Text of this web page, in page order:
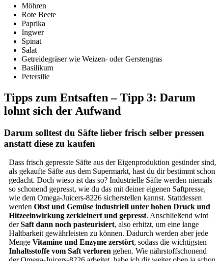
Möhren
Rote Beete
Paprika
Ingwer
Spinat
Salat
Getreidegräser wie Weizen- oder Gerstengras
Basilikum
Petersilie
Tipps zum Entsaften – Tipp 3: Darum
lohnt sich der Aufwand
Darum solltest du Säfte lieber frisch selber pressen
anstatt diese zu kaufen
Dass frisch gepresste Säfte aus der Eigenproduktion gesünder sind,
als gekaufte Säfte aus dem Supermarkt, hast du dir bestimmt schon
gedacht. Doch wieso ist das so? Industrielle Säfte werden niemals
so schonend gepresst, wie du das mit deiner eigenen Saftpresse,
wie dem Omega-Juicers-8226 sicherstellen kannst. Stattdessen
werden Obst und Gemüse industriell unter hohen Druck und
Hitzeeinwirkung zerkleinert und gepresst. Anschließend wird
derSaft dann noch pasteurisiert, also erhitzt, um eine lange
Haltbarkeit gewährleisten zu können. Dadurch werden aber jede
Menge Vitamine und Enzyme zerstört, sodass die wichtigsten
Inhaltsstoffe vom Saft verloren gehen. Wie nährstoffschonend